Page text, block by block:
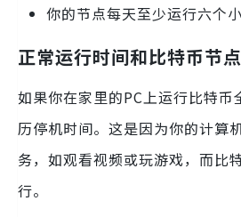
你的节点每天至少运行六个
正常运行时间和比特币节点
如果你在家里的PC上运行比特币
历停机时间。这是因为你的计算
务，如观看视频或玩游戏，而比
行。